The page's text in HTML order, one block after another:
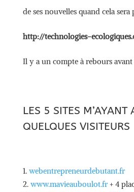
de ses nouvelles quand cela sera
http://technologies-
Il y a un compte à rebours avant
LES 5 SITES M’AYANT
QUELQUES VISITEURS
webentrepreneurdebutant.fr
www.mavieauboulot.fr+ 4